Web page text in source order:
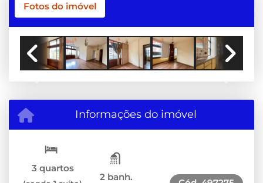
Fotos do imóvel
Informações do imóvel
3 quartos
2 banh.